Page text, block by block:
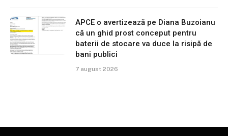
APCE o avertizează pe Diana Buzoianu
că un ghid prost conceput pentru
baterii de stocare va duce la risipă de
bani publici
7 august 2026